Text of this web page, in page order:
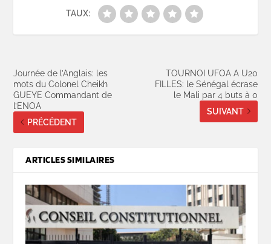
TAUX:
Journée de l’Anglais: les
mots du Colonel Cheikh
GUEYE Commandant de
l’ENOA
PRÉCÉDENT
TOURNOI UFOA A U20
FILLES: le Sénégal écrase
le Mali par 4 buts à 0
SUIVANT
ARTICLES SIMILAIRES